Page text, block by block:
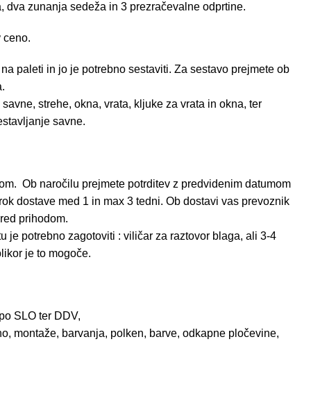
dva zunanja sedeža in 3 prezračevalne odprtine.
ceno.
paleti in jo je potrebno sestaviti. Za sestavo prejmete ob
strehe, okna, vrata, kljuke za vrata in okna, ter
savne.
Ob naročilu prejmete potrditev z predvidenim datumom
dostave med 1 in max 3 tedni. Ob dostavi vas prevoznik
prihodom.
je potrebno zagotoviti : viličar za raztovor blaga, ali 3-4
je to mogoče.
SLO ter DDV,
montaže, barvanja, polken, barve, odkapne pločevine,